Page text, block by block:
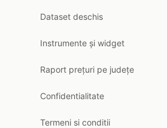
Dataset deschis
Instrumente și widget
Raport prețuri pe județe
Confidentialitate
Termeni si conditii